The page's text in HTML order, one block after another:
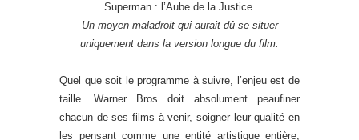
Superman : l’Aube de la Justice.
Un moyen maladroit qui aurait dû se situer
uniquement dans la version longue du film.
Quel que soit le programme à suivre, l’enjeu est de
taille. Warner Bros doit absolument peaufiner
chacun de ses films à venir, soigner leur qualité en
les pensant comme une entité artistique entière,